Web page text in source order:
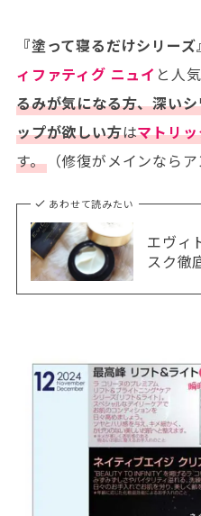
『塗って寝るだけシリーズ』
ィファティグ ニュイ と人
るみが気になる方、深い
ップが欲しい方はマトリ
す。（修復がメインならア
あわせて読みたい
エヴィ
スク徹